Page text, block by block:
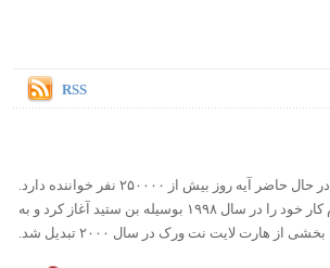
RSS
در حال حاضر آیه روز بیش از ۲۵۰۰۰۰ نفر خواننده دارد.
ورس آو ذ دی دات کام کار خود را در سال ۱۹۹۸ بوسیله بن ستید آغاز کرد و به
بخشی از هارت لایت نت ورک در سال ۲۰۰۰ تبدیل شد.